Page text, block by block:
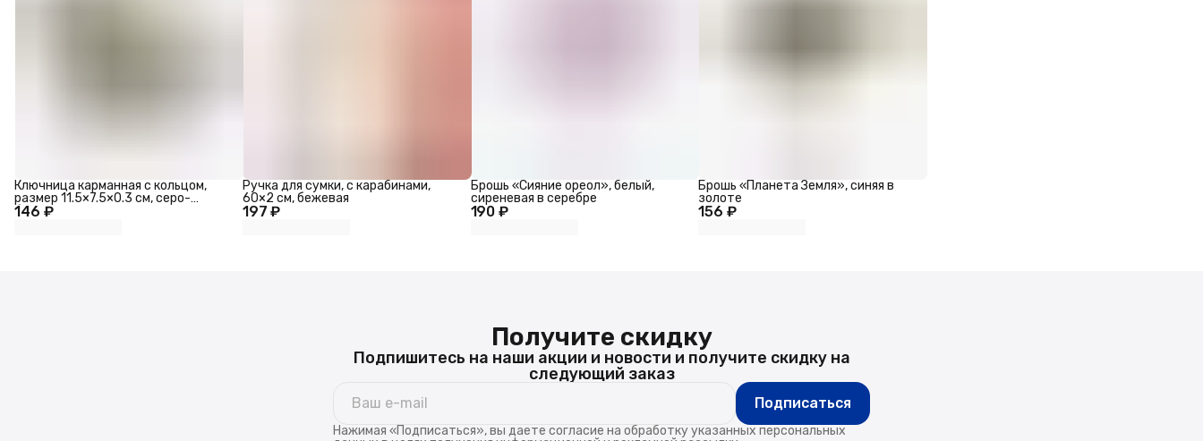
146 ₽
Ключница карманная с кольцом,
размер 11.5×7.5×0.3 см, серо-
бежевая
197 ₽
Ручка для сумки, с карабинами,
60×2 см, бежевая
190 ₽
Брошь «Сияние ореол», белый,
сиреневая в серебре
156 ₽
Брошь «Планета Земля», синяя в
золоте
Получите скидку
Подпишитесь на наши акции и новости и получите скидку на
следующий заказ
Подписаться
Нажимая «Подписаться», вы даете согласие на обработку указанных персональных